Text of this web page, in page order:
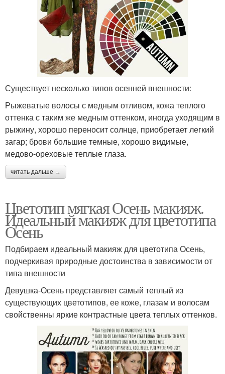
Существует несколько типов осенней внешности:
Рыжеватые волосы с медным отливом, кожа теплого
оттенка с таким же медным оттенком, иногда уходящим в
рыжину, хорошо переносит солнце, приобретает легкий
загар; брови большие темные, хорошо видимые,
медово-ореховые теплые глаза.
читать дальше →
Цветотип мягкая Осень макияж.
Идеальный макияж для цветотипа
Осень
Подбираем идеальный макияж для цветотипа Осень,
подчеркивая природные достоинства в зависимости от
типа внешности
Девушка-Осень представляет самый теплый из
существующих цветотипов, ее коже, глазам и волосам
свойственны яркие контрастные цвета теплых оттенков.